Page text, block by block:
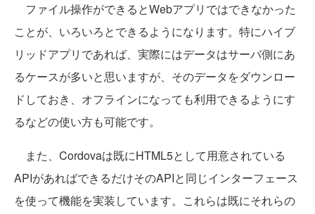
ファイル操作ができるとWebアプリではできなかった
ことが、いろいろとできるようになります。特にハイブ
リッドアプリであれば、実際にはデータはサーバ側にあ
るケースが多いと思いますが、そのデータをダウンロー
ドしておき、オフラインになっても利用できるようにす
るなどの使い方も可能です。
また、Cordovaは既にHTML5として用意されている
APIがあればできるだけそのAPIと同じインターフェース
を使って機能を実装しています。これらは既にそれらの